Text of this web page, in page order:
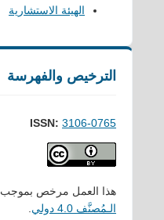
الهيئة الاستشارية
الترخيص والفهرسة
ISSN: 3106-0765
هذا العمل مرخص بموجب
الـمُصنَّف 4.0 دولي